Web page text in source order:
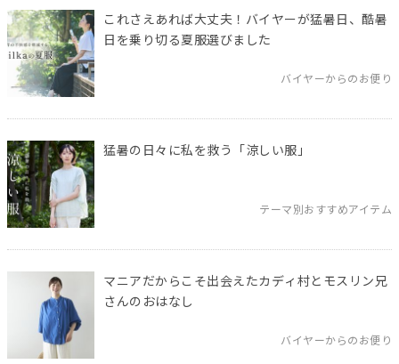
これさえあれば大丈夫！バイヤーが猛暑日、酷暑
日を乗り切る夏服選びました
バイヤーからのお便り
猛暑の日々に私を救う「涼しい服」
テーマ別おすすめアイテム
マニアだからこそ出会えたカディ村とモスリン兄
さんのおはなし
バイヤーからのお便り